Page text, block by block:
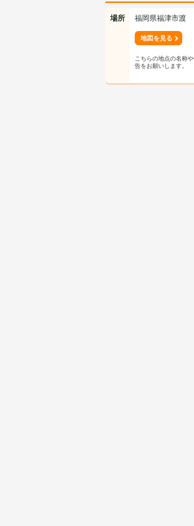
場所 福岡県福津市渡
地図を見る
こちらの地点の名称
告をお願いします。